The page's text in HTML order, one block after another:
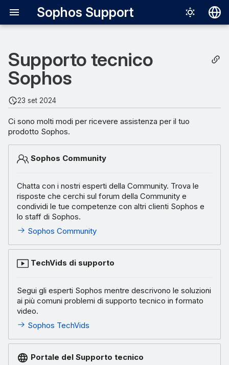
Sophos Support
Italiano
Português
Supporto telefonico
Supporto chat digitale
Supporto tecnico
Sophos
23 set 2024
Ci sono molti modi per ricevere assistenza per il tuo
prodotto Sophos.
Sophos Community
Chatta con i nostri esperti della Community. Trova le
risposte che cerchi sul forum della Community e
condividi le tue competenze con altri clienti Sophos e
lo staff di Sophos.
Sophos Community
TechVids di supporto
Segui gli esperti Sophos mentre descrivono le soluzioni
ai più comuni problemi di supporto tecnico in formato
video.
Sophos TechVids
Portale del Supporto tecnico